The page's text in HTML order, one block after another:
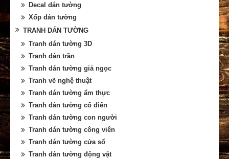
Decal dán tường
Xốp dán tường
TRANH DÁN TƯỜNG
Tranh dán tường 3D
Tranh dán trần
Tranh dán tường giả ngọc
Tranh vẽ nghệ thuật
Tranh dán tường ẩm thực
Tranh dán tường cổ điển
Tranh dán tường con người
Tranh dán tường công viên
Tranh dán tường cửa sổ
Tranh dán tường động vật